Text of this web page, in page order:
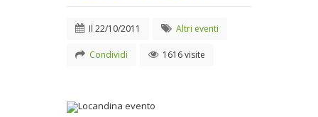
Il 22/10/2011 Altri eventi
Condividi 1616 visite